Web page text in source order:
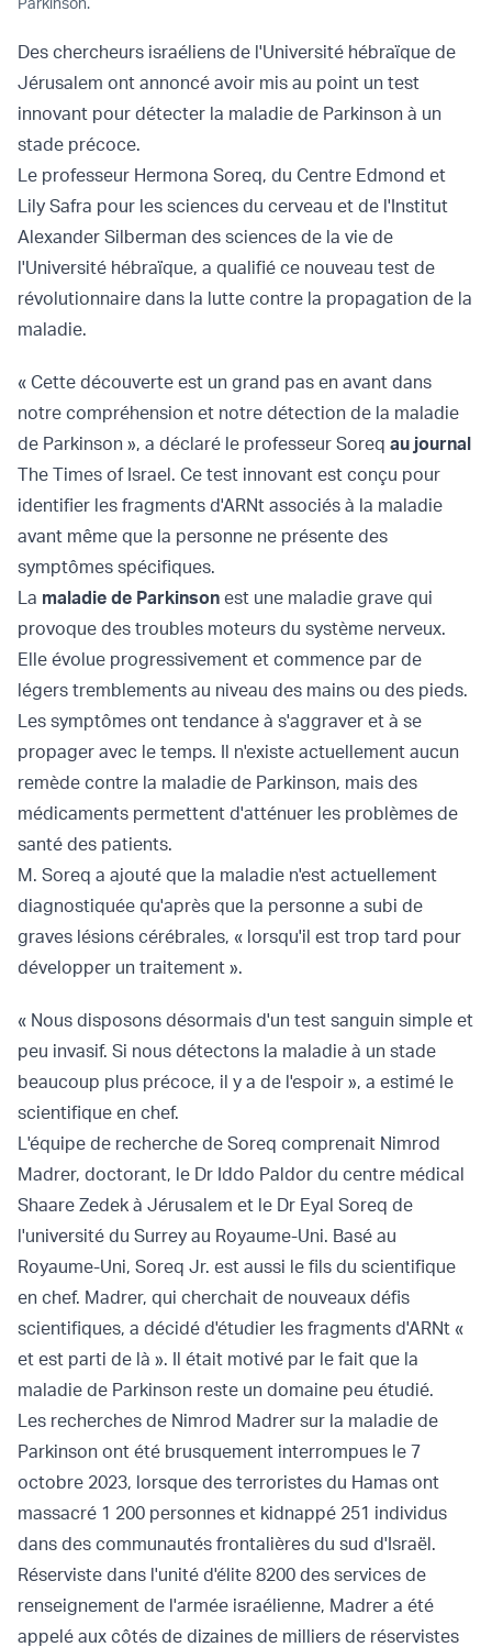
Des chercheurs israéliens de l'Université hébraïque de
Jérusalem ont annoncé avoir mis au point un test
innovant pour détecter la maladie de Parkinson à un
stade précoce.
Le professeur Hermona Soreq, du Centre Edmond et
Lily Safra pour les sciences du cerveau et de l'Institut
Alexander Silberman des sciences de la vie de
l'Université hébraïque, a qualifié ce nouveau test de
révolutionnaire dans la lutte contre la propagation de la
maladie.
« Cette découverte est un grand pas en avant dans
notre compréhension et notre détection de la maladie
de Parkinson », a déclaré le professeur Soreq au journal
The Times of Israel. Ce test innovant est conçu pour
identifier les fragments d'ARNt associés à la maladie
avant même que la personne ne présente des
symptômes spécifiques.
La maladie de Parkinson est une maladie grave qui
provoque des troubles moteurs du système nerveux.
Elle évolue progressivement et commence par de
légers tremblements au niveau des mains ou des pieds.
Les symptômes ont tendance à s'aggraver et à se
propager avec le temps. Il n'existe actuellement aucun
remède contre la maladie de Parkinson, mais des
médicaments permettent d'atténuer les problèmes de
santé des patients.
M. Soreq a ajouté que la maladie n'est actuellement
diagnostiquée qu'après que la personne a subi de
graves lésions cérébrales, « lorsqu'il est trop tard pour
développer un traitement ».
« Nous disposons désormais d'un test sanguin simple et
peu invasif. Si nous détectons la maladie à un stade
beaucoup plus précoce, il y a de l'espoir », a estimé le
scientifique en chef.
L'équipe de recherche de Soreq comprenait Nimrod
Madrer, doctorant, le Dr Iddo Paldor du centre médical
Shaare Zedek à Jérusalem et le Dr Eyal Soreq de
l'université du Surrey au Royaume-Uni. Basé au
Royaume-Uni, Soreq Jr. est aussi le fils du scientifique
en chef. Madrer, qui cherchait de nouveaux défis
scientifiques, a décidé d'étudier les fragments d'ARNt «
et est parti de là ». Il était motivé par le fait que la
maladie de Parkinson reste un domaine peu étudié.
Les recherches de Nimrod Madrer sur la maladie de
Parkinson ont été brusquement interrompues le 7
octobre 2023, lorsque des terroristes du Hamas ont
massacré 1 200 personnes et kidnappé 251 individus
dans des communautés frontalières du sud d'Israël.
Réserviste dans l'unité d'élite 8200 des services de
renseignement de l'armée israélienne, Madrer a été
appelé aux côtés de dizaines de milliers de réservistes